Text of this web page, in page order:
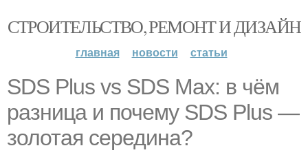
СТРОИТЕЛЬСТВО, РЕМОНТ И ДИЗАЙН
главная новости статьи
SDS Plus vs SDS Max: в чём
разница и почему SDS Plus —
золотая середина?